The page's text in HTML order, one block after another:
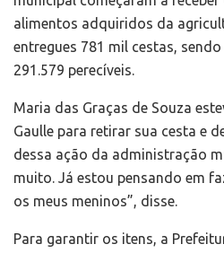
alimentos adquiridos da
entregues 781 mil cestas,
291.579 perecíveis.
Maria das Graças de Souza
Gaulle para retirar sua cesta e
dessa ação da administração
muito. Já estou pensando em
os meus meninos”, disse.
Para garantir os itens, a